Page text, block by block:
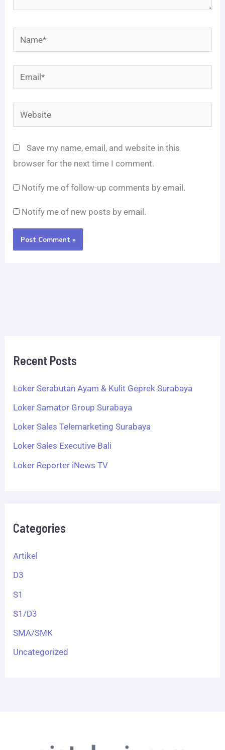
Name*
Email*
Website
Save my name, email, and website in this
browser for the next time I comment.
Notify me of follow-up comments by email.
Notify me of new posts by email.
Recent Posts
Loker Serabutan Ayam & Kulit Geprek Surabaya
Loker Samator Group Surabaya
Loker Sales Telemarketing Surabaya
Loker Sales Executive Bali
Loker Reporter iNews TV
Categories
Artikel
D3
S1
S1/D3
SMA/SMK
Uncategorized